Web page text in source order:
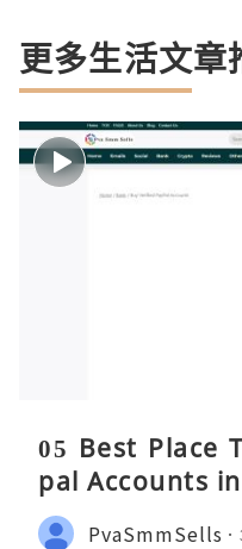
更多生活文章
05 Best Place
pal Accounts
PvaSmmSells